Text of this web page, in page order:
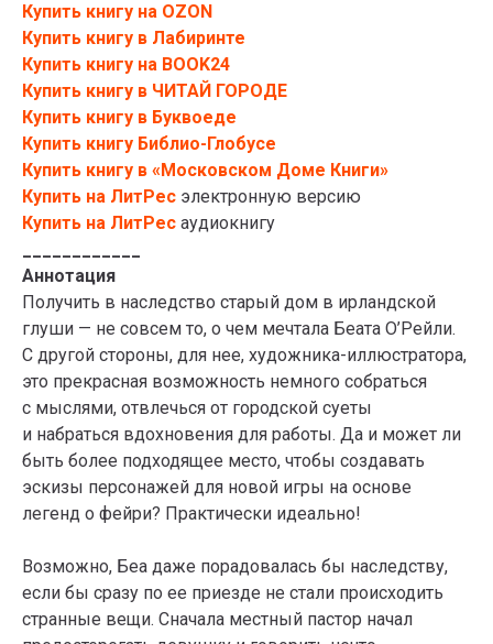
Купить книгу на OZON
Купить книгу в Лабиринте
Купить книгу на BOOK24
Купить книгу в ЧИТАЙ ГОРОДЕ
Купить книгу в Буквоеде
Купить книгу Библио-Глобусе
Купить книгу в «Московском Доме Книги»
Купить на ЛитРес электронную версию
Купить на ЛитРес аудиокнигу
Аннотация
Получить в наследство старый дом в ирландской
глуши — не совсем то, о чем мечтала Беата О’Рейли.
С другой стороны, для нее, художника-иллюстратора,
это прекрасная возможность немного собраться
с мыслями, отвлечься от городской суеты
и набраться вдохновения для работы. Да и может ли
быть более подходящее место, чтобы создавать
эскизы персонажей для новой игры на основе
легенд о фейри? Практически идеально!
Возможно, Беа даже порадовалась бы наследству,
если бы сразу по ее приезде не стали происходить
странные вещи. Сначала местный пастор начал